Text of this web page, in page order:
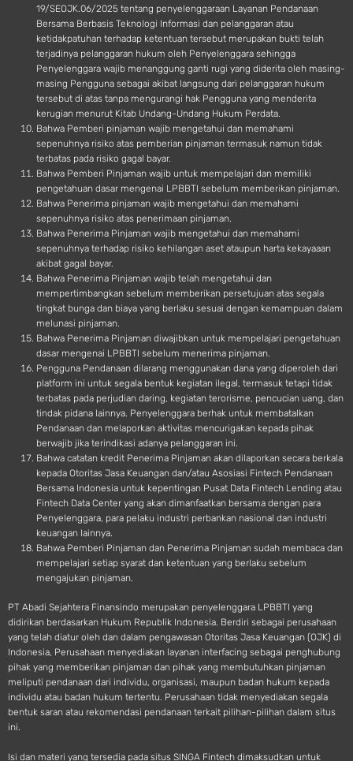
19/SEOJK.06/2025 tentang penyelenggaraan Layanan Pendanaan
Bersama Berbasis Teknologi Informasi dan pelanggaran atau
ketidakpatuhan terhadap ketentuan tersebut merupakan bukti telah
terjadinya pelanggaran hukum oleh Penyelenggara sehingga
Penyelenggara wajib menanggung ganti rugi yang diderita oleh masing-
masing Pengguna sebagai akibat langsung dari pelanggaran hukum
tersebut di atas tanpa mengurangi hak Pengguna yang menderita
kerugian menurut Kitab Undang-Undang Hukum Perdata.
Bahwa Pemberi pinjaman wajib mengetahui dan memahami
sepenuhnya risiko atas pemberian pinjaman termasuk namun tidak
terbatas pada risiko gagal bayar.
Bahwa Pemberi Pinjaman wajib untuk mempelajari dan memiliki
pengetahuan dasar mengenai LPBBTI sebelum memberikan pinjaman.
Bahwa Penerima pinjaman wajib mengetahui dan memahami
sepenuhnya risiko atas penerimaan pinjaman.
Bahwa Penerima Pinjaman wajib mengetahui dan memahami
sepenuhnya terhadap risiko kehilangan aset ataupun harta kekayaaan
akibat gagal bayar.
Bahwa Penerima Pinjaman wajib telah mengetahui dan
mempertimbangkan sebelum memberikan persetujuan atas segala
tingkat bunga dan biaya yang berlaku sesuai dengan kemampuan dalam
melunasi pinjaman.
Bahwa Penerima Pinjaman diwajibkan untuk mempelajari pengetahuan
dasar mengenai LPBBTI sebelum menerima pinjaman.
Pengguna Pendanaan dilarang menggunakan dana yang diperoleh dari
platform ini untuk segala bentuk kegiatan ilegal, termasuk tetapi tidak
terbatas pada perjudian daring, kegiatan terorisme, pencucian uang, dan
tindak pidana lainnya. Penyelenggara berhak untuk membatalkan
Pendanaan dan melaporkan aktivitas mencurigakan kepada pihak
berwajib jika terindikasi adanya pelanggaran ini.
Bahwa catatan kredit Penerima Pinjaman akan dilaporkan secara berkala
kepada Otoritas Jasa Keuangan dan/atau Asosiasi Fintech Pendanaan
Bersama Indonesia untuk kepentingan Pusat Data Fintech Lending atau
Fintech Data Center yang akan dimanfaatkan bersama dengan para
Penyelenggara, para pelaku industri perbankan nasional dan industri
keuangan lainnya.
Bahwa Pemberi Pinjaman dan Penerima Pinjaman sudah membaca dan
mempelajari setiap syarat dan ketentuan yang berlaku sebelum
mengajukan pinjaman.
PT Abadi Sejahtera Finansindo merupakan penyelenggara LPBBTI yang
didirikan berdasarkan Hukum Republik Indonesia. Berdiri sebagai perusahaan
yang telah diatur oleh dan dalam pengawasan Otoritas Jasa Keuangan (OJK) di
Indonesia, Perusahaan menyediakan layanan interfacing sebagai penghubung
pihak yang memberikan pinjaman dan pihak yang membutuhkan pinjaman
meliputi pendanaan dari individu, organisasi, maupun badan hukum kepada
individu atau badan hukum tertentu. Perusahaan tidak menyediakan segala
bentuk saran atau rekomendasi pendanaan terkait pilihan-pilihan dalam situs
ini.
Isi dan materi yang tersedia pada situs SINGA Fintech dimaksudkan untuk